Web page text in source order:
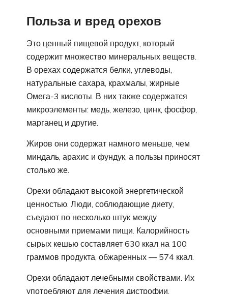
Польза и вред орехов
Это ценный пищевой продукт, который
содержит множество минеральных веществ.
В орехах содержатся белки, углеводы,
натуральные сахара, крахмалы, жирные
Омега-3 кислоты. В них также содержатся
микроэлементы: медь, железо, цинк, фосфор,
марганец и другие.
Жиров они содержат намного меньше, чем
миндаль, арахис и фундук, а пользы приносят
столько же.
Орехи обладают высокой энергетической
ценностью. Люди, соблюдающие диету,
съедают по несколько штук между
основными приемами пищи. Калорийность
сырых кешью составляет 630 ккал на 100
граммов продукта, обжаренных — 574 ккал.
Орехи обладают лечебными свойствами. Их
употребляют для лечения дистрофии,